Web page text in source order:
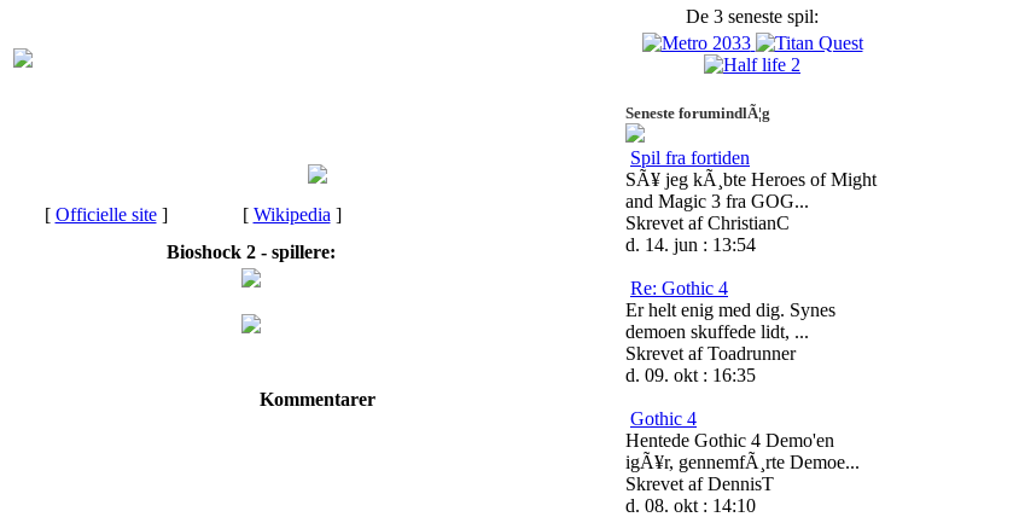
[ Officielle site] [ Wikipedia ]
Bioshock 2 - spillere:
Kommentarer
De 3 seneste spil:
Seneste forumindlÃ¦g
Spil fra fortiden
SÃ¥ jeg kÃ¸bte Heroes of Might
and Magic 3 fra GOG...
Skrevet af ChristianC
d. 14. jun : 13:54
Re: Gothic 4
Er helt enig med dig. Synes
demoen skuffede lidt, ...
Skrevet af Toadrunner
d. 09. okt : 16:35
Gothic 4
Hentede Gothic 4 Demo'en
igÃ¥r, gennemfÃ¸rte Demoe...
Skrevet af DennisT
d. 08. okt : 14:10